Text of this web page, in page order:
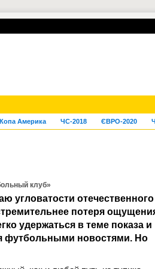
Копа Америка ЧС-2018 ЄВРО-2020
клуб»
угловатости отечественного
потеря
удержаться в теме показа и
футбольными новостями. Но